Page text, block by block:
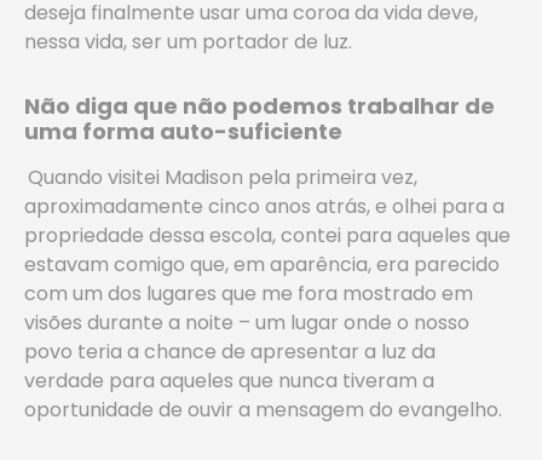
deseja finalmente usar uma coroa da vida deve,
nessa vida, ser um portador de luz.
Não diga que não podemos trabalhar de
uma forma auto-suficiente
Quando visitei Madison pela primeira vez,
aproximadamente cinco anos atrás, e olhei para a
propriedade dessa escola, contei para aqueles que
estavam comigo que, em aparência, era parecido
com um dos lugares que me fora mostrado em
visões durante a noite – um lugar onde o nosso
povo teria a chance de apresentar a luz da
verdade para aqueles que nunca tiveram a
oportunidade de ouvir a mensagem do evangelho.